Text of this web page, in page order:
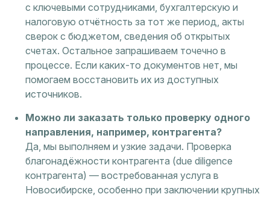
с ключевыми сотрудниками, бухгалтерскую и
налоговую отчётность за тот же период, акты
сверок с бюджетом, сведения об открытых
счетах. Остальное запрашиваем точечно в
процессе. Если каких-то документов нет, мы
помогаем восстановить их из доступных
источников.
Можно ли заказать только проверку одного
направления, например, контрагента?
Да, мы выполняем и узкие задачи. Проверка
благонадёжности контрагента (due diligence
контрагента) — востребованная услуга в
Новосибирске, особенно при заключении крупных